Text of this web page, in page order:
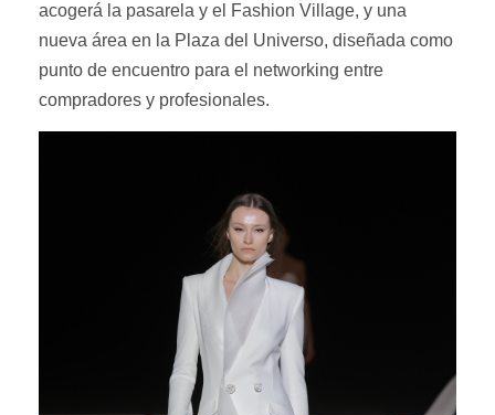
acogerá la pasarela y el Fashion Village, y una
nueva área en la Plaza del Universo, diseñada como
punto de encuentro para el networking entre
compradores y profesionales.